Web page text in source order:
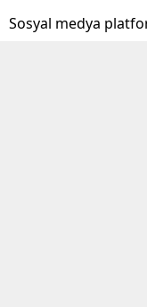
Sosyal medya